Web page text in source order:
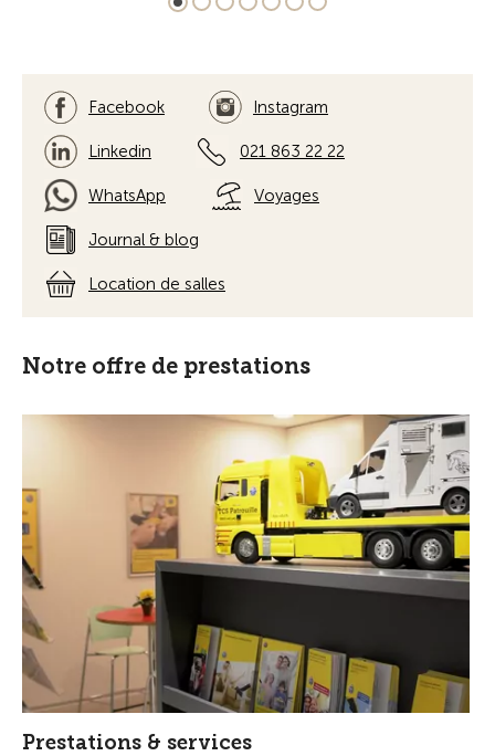
Facebook Instagram
Linkedin 021 863 22 22
WhatsApp Voyages
Journal & blog
Location de salles
Notre offre de prestations
Prestations & services